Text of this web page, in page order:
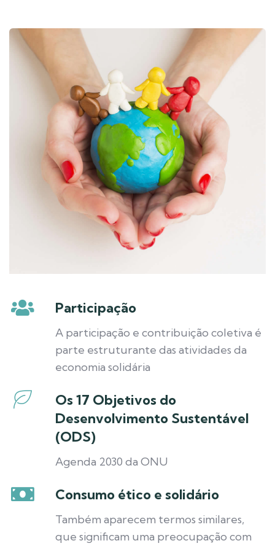
Participação
A participação e contribuição coletiva é
parte estruturante das atividades da
economia solidária
Os 17 Objetivos do
Desenvolvimento Sustentável
(ODS)
Agenda 2030 da ONU
Consumo ético e solidário
Também aparecem termos similares,
que significam uma preocupação com